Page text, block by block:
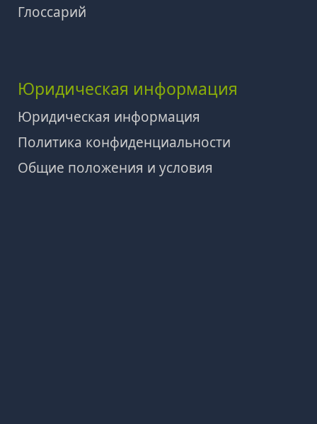
Глоссарий
Юридическая информация
Юридическая информация
Политика конфиденциальности
Общие положения и условия